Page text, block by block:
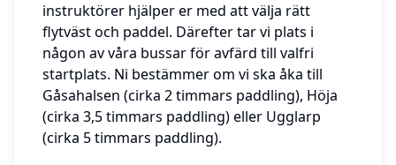
instruktörer hjälper er med att välja rätt
flytväst och paddel. Därefter tar vi plats i
någon av våra bussar för avfärd till valfri
startplats. Ni bestämmer om vi ska åka till
Gåsahalsen (cirka 2 timmars paddling), Höja
(cirka 3,5 timmars paddling) eller Ugglarp
(cirka 5 timmars paddling).